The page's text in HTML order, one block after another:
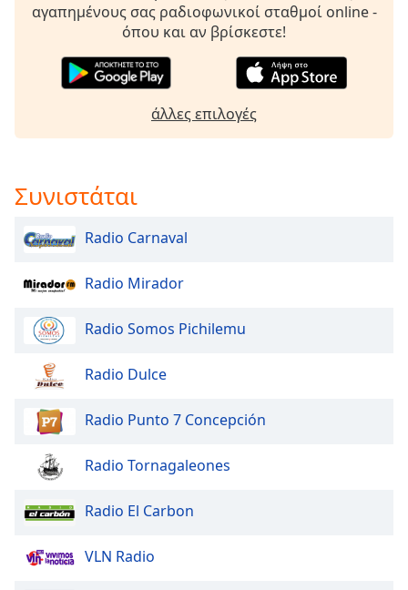
αγαπημένους σας ραδιοφωνικοί σταθμοί online -
όπου και αν βρίσκεστε!
άλλες επιλογές
Συνιστάται
Radio Carnaval
Radio Mirador
Radio Somos Pichilemu
Radio Dulce
Radio Punto 7 Concepción
Radio Tornagaleones
Radio El Carbon
VLN Radio